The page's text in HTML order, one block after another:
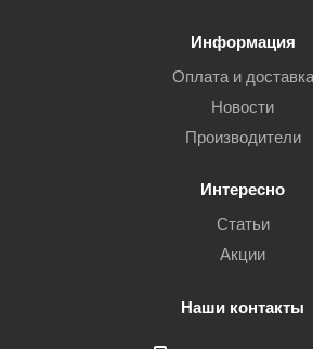
Информация
Оплата и доставка
Новости
Производители
Интересно
Статьи
Акции
Наши контакты